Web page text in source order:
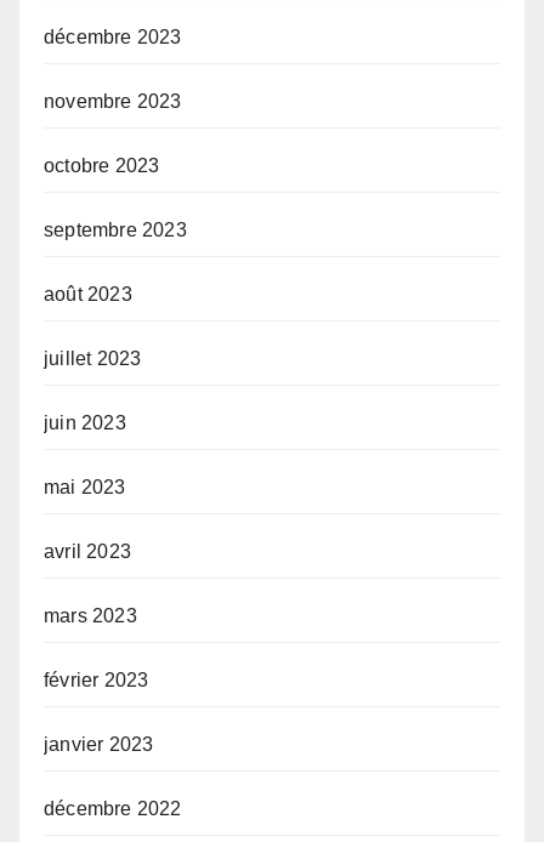
décembre 2023
novembre 2023
octobre 2023
septembre 2023
août 2023
juillet 2023
juin 2023
mai 2023
avril 2023
mars 2023
février 2023
janvier 2023
décembre 2022